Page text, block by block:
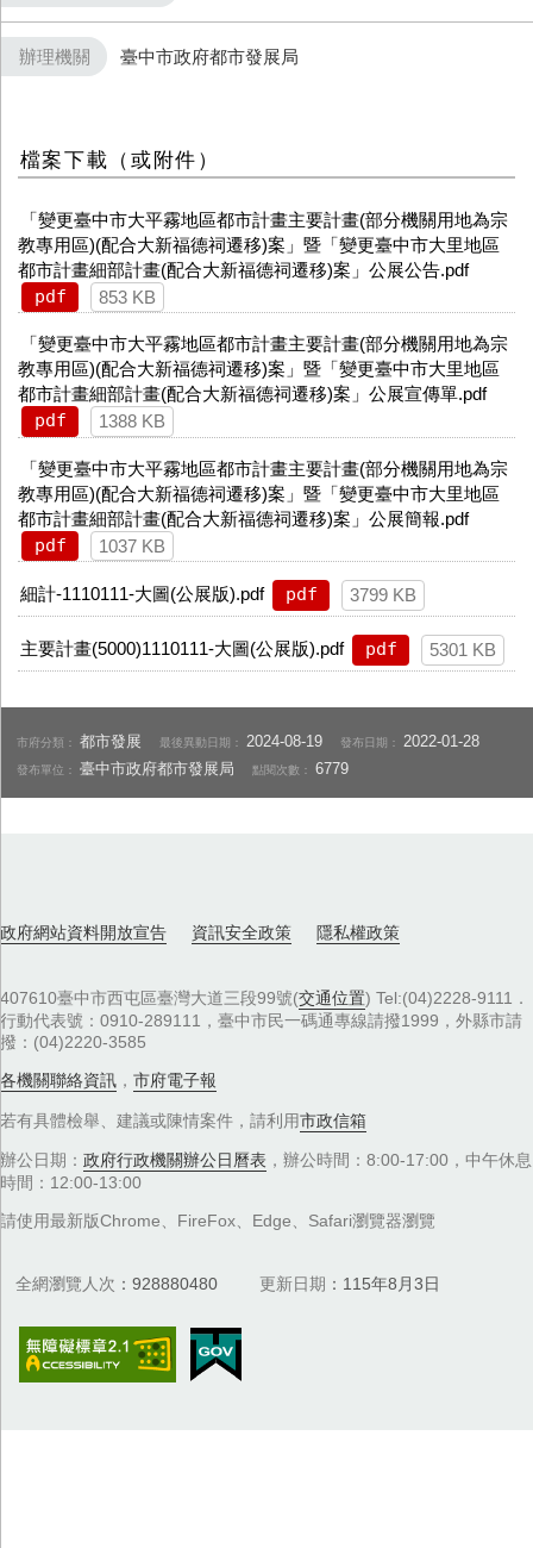
辦理機關 臺中市政府都市發展局
檔案下載（或附件）
「變更臺中市大平霧地區都市計畫主要計畫(部分機關用地為宗
教專用區)(配合大新福德祠遷移)案」暨「變更臺中市大里地區
都市計畫細部計畫(配合大新福德祠遷移)案」公展公告.pdf
pdf 853 KB
「變更臺中市大平霧地區都市計畫主要計畫(部分機關用地為宗
教專用區)(配合大新福德祠遷移)案」暨「變更臺中市大里地區
都市計畫細部計畫(配合大新福德祠遷移)案」公展宣傳單.pdf
pdf 1388 KB
「變更臺中市大平霧地區都市計畫主要計畫(部分機關用地為宗
教專用區)(配合大新福德祠遷移)案」暨「變更臺中市大里地區
都市計畫細部計畫(配合大新福德祠遷移)案」公展簡報.pdf
pdf 1037 KB
細計-1110111-大圖(公展版).pdf pdf 3799 KB
主要計畫(5000)1110111-大圖(公展版).pdf pdf 5301 KB
市府分類：都市發展 最後異動日期： 2024-08-19 發布日期： 2022-01-28
發布單位：臺中市政府都市發展局 點閱次數：6779
政府網站資料開放宣告 資訊安全政策 隱私權政策
407610臺中市西屯區臺灣大道三段99號(交通位置) Tel:(04)2228-9111．
行動代表號：0910-289111，臺中市民一碼通專線請撥1999，外縣市請
撥：(04)2220-3585
各機關聯絡資訊 ， 市府電子報
若有具體檢舉、建議或陳情案件，請利用市政信箱
辦公日期： 政府行政機關辦公日曆表 ，辦公時間：8:00-17:00，中午休息
時間：12:00-13:00
請使用最新版Chrome、FireFox、Edge、Safari瀏覽器瀏覽
全網瀏覽人次 928880480 更新日期 115年8月3日